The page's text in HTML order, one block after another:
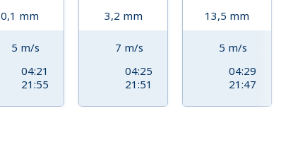
0,1 mm
5 m/s
04:21
21:55
3,2 mm
7 m/s
04:25
21:51
13,5 mm
5 m/s
04:29
21:47